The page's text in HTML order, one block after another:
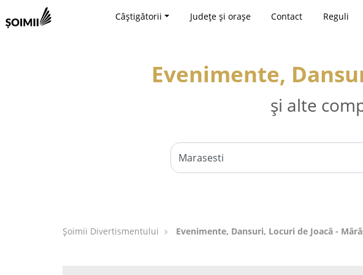
Câștigătorii Județe și orașe Contact Reguli
Evenimente,
și alte
Şoimii Divertismentului Evenimente, Dansuri, Locuri de Joacă -